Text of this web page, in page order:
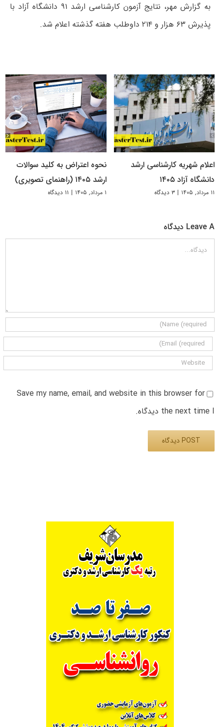
به گزارش مهر، نتایج آزمون کارشناسی ارشد ۹۱ دانشگاه آزاد با
پذیرش ۶۳ هزار و ۲۱۴ داوطلب هفته گذشته اعلام شد.
اعلام شهریه کارشناسی ارشد
دانشگاه آزاد ۱۴۰۵
۱۱ مرداد, ۱۴۰۵ | ۳ دیدگاه
نحوه اعتراض به کلید سوالات
ارشد ۱۴۰۵ (راهنمای تصویری)
۱ مرداد, ۱۴۰۵ | ۱۱ دیدگاه
Leave A دیدگاه
دیدگاه
Save my name, email, and website in this browser for
the next time I دیدگاه.